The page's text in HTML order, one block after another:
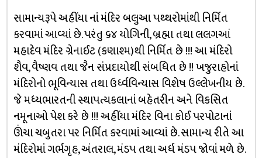
સામાન્યરૂપે અહીંયા નાં મંદિર બલુઆ પથ્થરોમાંથી નિર્મિત
કરવામાં આવ્યાં છે. પરંતુ ૬૪ યોગિની, બ્રહ્મા તથા લલગઆં
મહાદેવ મંદિર ગ્રેનાઈટ (કણાશ્મ)થી નિર્મિત છે !!! આ મંદિરો
શૈવ, વૈષ્ણવ તથા જૈન સંપ્રદાયોથી સંબધિત છે !! ખજુરાહોનાં
મંદિરોનો ભૂવિન્યાસ તથા ઉર્ધ્વવિન્યાસ વિશેષ ઉલ્લેખનીય છે.
જે મધ્યભારતની સ્થાપત્યકલાનાં બહેતરીન અને વિકસિત
નમૂનાઓ પેશ કરે છે !!! અહીંયા મંદિર વિના કોઈ પરપોટાનાં
ઊંચા ચબુતરા પર નિર્મિત કરવામાં આવ્યાં છે. સામાન્ય રીતે આ
મંદિરોમાં ગર્ભગૃહ, અંતરાલ, મંડપ તથા અર્ધ મંડપ જોવાં મળે છે.